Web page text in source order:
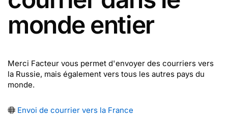
monde entier
Merci Facteur vous permet d'envoyer des courriers vers
la Russie, mais également vers tous les autres pays du
monde.
Envoi de courrier vers la France